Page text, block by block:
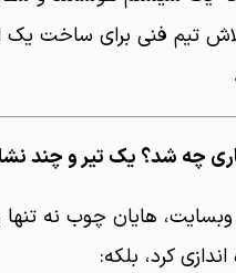
تیم فنی برای ساخت یک
چه شد؟ یک تیر و چند
وبسایت، هایان چوب نه تنها
کرد، بلکه: